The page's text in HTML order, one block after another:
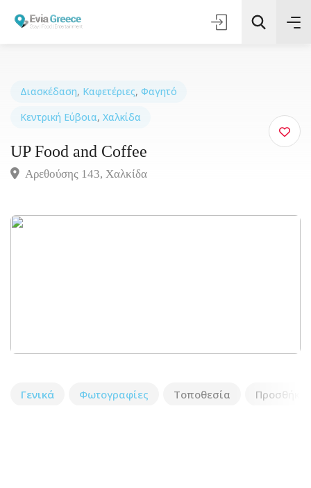
Τοποθεσία
Διασκέδαση, Καφετέριες, Φαγητό
Κεντρική Εύβοια, Χαλκίδα
UP Food and Coffee
Αρεθούσης 143, Xαλκίδα
Γενικά Φωτογραφίες Τοποθεσία Προσθήκη